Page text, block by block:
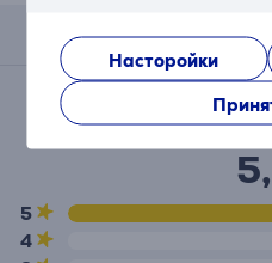
Насторойки
5
4